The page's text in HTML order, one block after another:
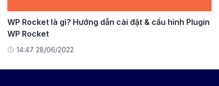
WP Rocket là gì? Hướng dẫn cài đặt & cấu hình Plugin
WP Rocket
14:47 28/06/2022